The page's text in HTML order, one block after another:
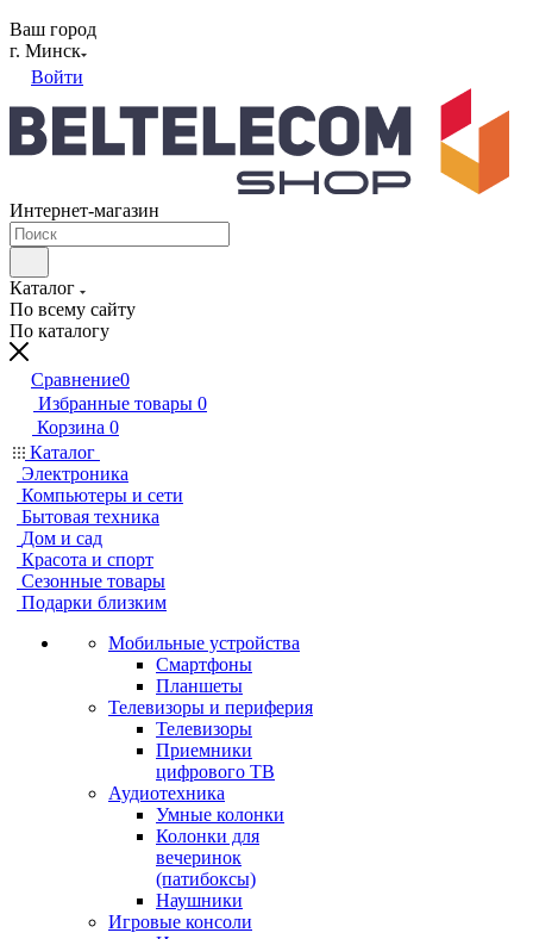
Ваш город
г. Минск
Войти
Интернет-магазин
Каталог
По всему сайту
По каталогу
Сравнение0
Избранные товары 0
Корзина 0
Каталог
Электроника
Компьютеры и сети
Бытовая техника
Дом и сад
Красота и спорт
Сезонные товары
Подарки близким
Мобильные устройства
Смартфоны
Планшеты
Телевизоры и периферия
Телевизоры
Приемники
цифрового ТВ
Аудиотехника
Умные колонки
Колонки для
вечеринок
(патибоксы)
Наушники
Игровые консоли